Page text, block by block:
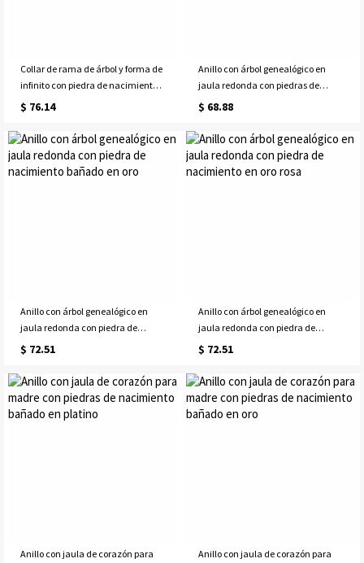
Collar de rama de árbol y forma de
infinito con piedra de nacimiento
en oro rosa
$ 76.14
Anillo con árbol genealógico en
jaula redonda con piedras de
nacimiento bañado en platino
$ 68.88
Anillo con árbol genealógico en
jaula redonda con piedra de
nacimiento bañado en oro
$ 72.51
Anillo con árbol genealógico en
jaula redonda con piedra de
nacimiento en oro rosa
$ 72.51
Anillo con jaula de corazón para
Anillo con jaula de corazón para